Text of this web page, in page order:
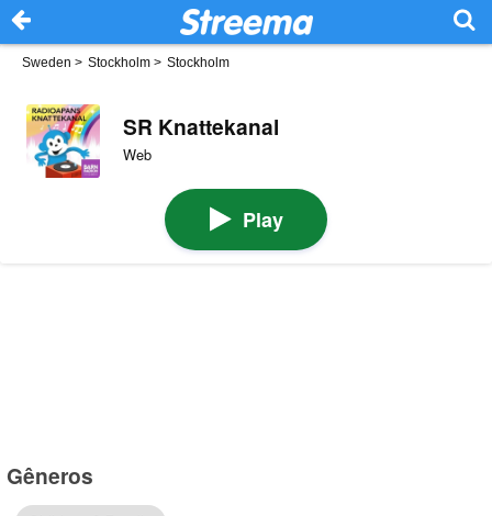
Sweden > Stockholm > Stockholm
SR Knattekanal
Web
Play
Gêneros